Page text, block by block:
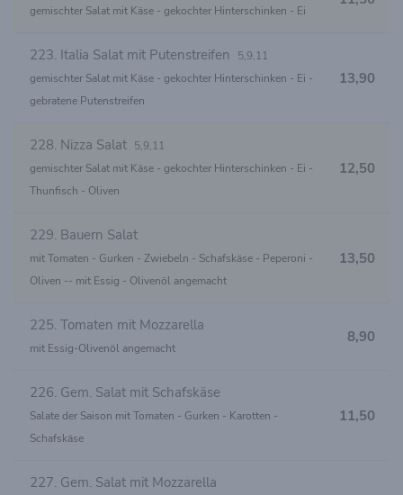
gemischter Salat mit Käse - gekochter Hinterschinken - Ei
223. Italia Salat mit Putenstreifen
5,9,11
gemischter Salat mit Käse - gekochter Hinterschinken - Ei -
gebratene Putenstreifen
13,90
228. Nizza Salat 5,9,11
gemischter Salat mit Käse - gekochter Hinterschinken - Ei -
Thunfisch - Oliven
12,50
229. Bauern Salat
mit Tomaten - Gurken - Zwiebeln - Schafskäse - Peperoni -
Oliven -- mit Essig - Olivenöl angemacht
13,50
225. Tomaten mit Mozzarella
mit Essig-Olivenöl angemacht
8,90
226. Gem. Salat mit Schafskäse
Salate der Saison mit Tomaten - Gurken - Karotten -
Schafskäse
11,50
227. Gem. Salat mit Mozzarella